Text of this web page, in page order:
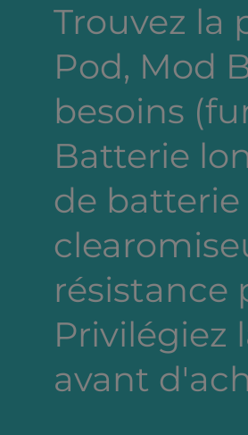
Trouvez la
Pod, Mod
besoins
Batterie
de batterie
résistance
Privilégiez
avant